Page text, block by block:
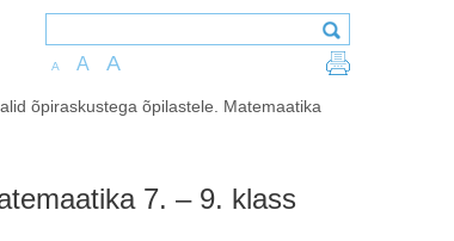
A A A
õpiraskustega õpilastele. Matemaatika
7. – 9. klass